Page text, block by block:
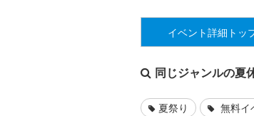
イベント詳細 トッ
同じジャンルの夏
夏祭り 無料イ